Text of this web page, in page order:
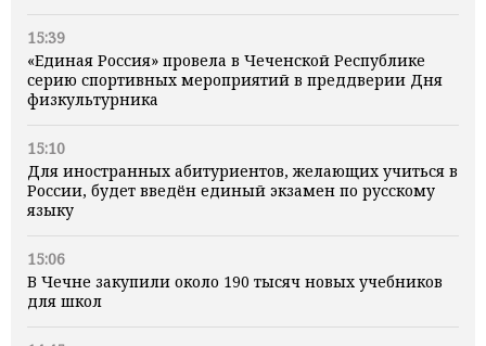
15:39
«Единая Россия» провела в Чеченской Республике
серию спортивных мероприятий в преддверии Дня
физкультурника
15:10
Для иностранных абитуриентов, желающих учиться в
России, будет введён единый экзамен по русскому
языку
15:06
В Чечне закупили около 190 тысяч новых учебников
для школ